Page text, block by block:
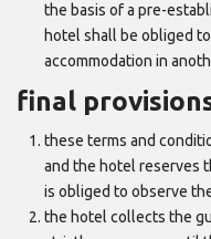
the basis of a pre-
hotel shall be obliged
accommodation in
final
these terms and
and the hotel reserves
is obliged to observe
the hotel collects the